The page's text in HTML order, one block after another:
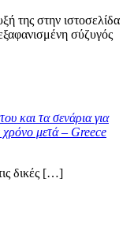
της στην ιστοσελίδα
σύζυγός
και τα σενάρια για
χρόνο μετά – Greece
δικές […]